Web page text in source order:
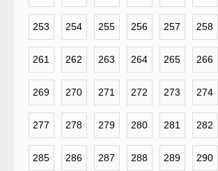
253 254 255 256 257 258
261 262 263 264 265 266
269 270 271 272 273 274
277 278 279 280 281 282
285 286 287 288 289 290